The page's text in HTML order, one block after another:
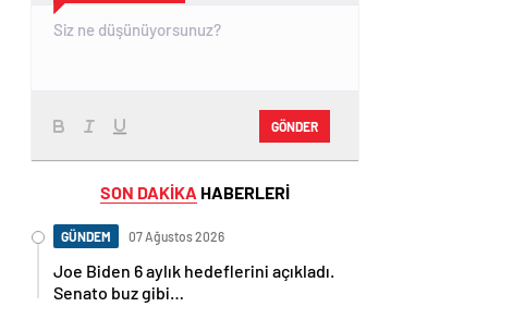
GÖNDER
SON DAKİKA HABERLERİ
GÜNDEM 07 Ağustos 2026
Joe Biden 6 aylık hedeflerini açıkladı.
Senato buz gibi…